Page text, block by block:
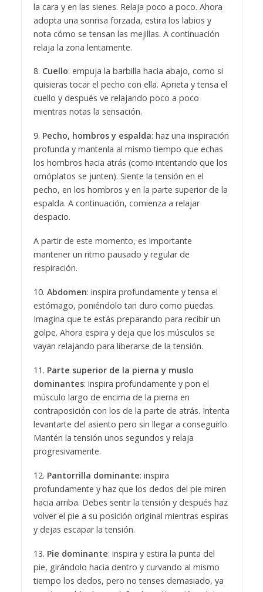
la cara y en las sienes. Relaja poco a poco. Ahora
adopta una sonrisa forzada, estira los labios y
nota cómo se tensan las mejillas. A continuación
relaja la zona lentamente.
8. Cuello: empuja la barbilla hacia abajo, como si
quisieras tocar el pecho con ella. Aprieta y tensa el
cuello y después ve relajando poco a poco
mientras notas la sensación.
9. Pecho, hombros y espalda: haz una inspiración
profunda y mantenla al mismo tiempo que echas
los hombros hacia atrás (como intentando que los
omóplatos se junten). Siente la tensión en el
pecho, en los hombros y en la parte superior de la
espalda. A continuación, comienza a relajar
despacio.
A partir de este momento, es importante
mantener un ritmo pausado y regular de
respiración.
10. Abdomen: inspira profundamente y tensa el
estómago, poniéndolo tan duro como puedas.
Imagina que te estás preparando para recibir un
golpe. Ahora espira y deja que los músculos se
vayan relajando para liberarse de la tensión.
11. Parte superior de la pierna y muslo
dominantes: inspira profundamente y pon el
músculo largo de encima de la pierna en
contraposición con los de la parte de atrás. Intenta
levantarte del asiento pero sin llegar a conseguirlo.
Mantén la tensión unos segundos y relaja
progresivamente.
12. Pantorrilla dominante: inspira
profundamente y haz que los dedos del pie miren
hacia arriba. Debes sentir la tensión y después haz
volver el pie a su posición original mientras espiras
y dejas escapar la tensión.
13. Pie dominante: inspira y estira la punta del
pie, girándolo hacia dentro y curvando al mismo
tiempo los dedos, pero no tenses demasiado, ya